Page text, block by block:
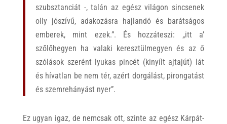
szubsztanciát -, talán az egész világon sincsenek
olly jószívű, adakozásra hajlandó és barátságos
emberek, mint ezek.”. És hozzáteszi: „itt a’
szőlőhegyen ha valaki keresztülmegyen és az ő
szólások szerént lyukas pincét (kinyílt ajtajút) lát
és hívatlan be nem tér, azért dorgálást, pirongatást
és szemrehányást nyer”.
Ez ugyan igaz, de nemcsak ott, szinte az egész Kárpát-